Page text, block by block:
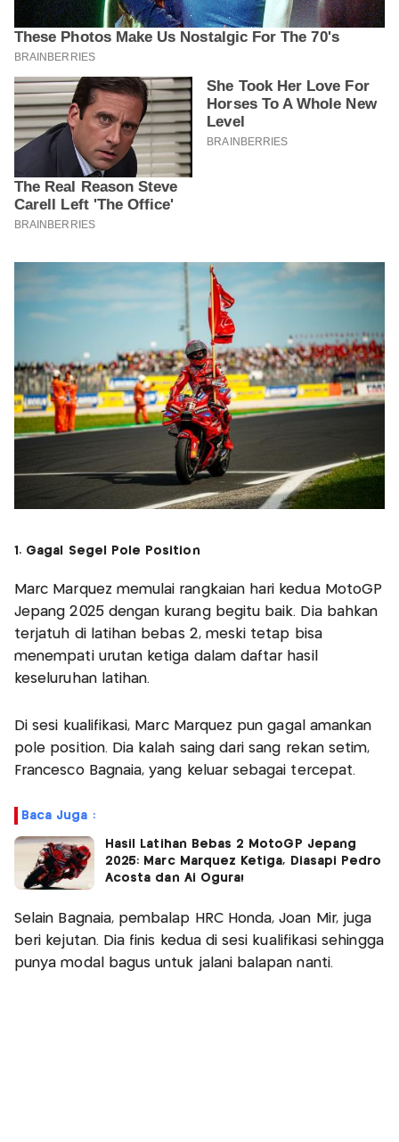
1. Gagal Segel Pole Position
Marc Marquez memulai rangkaian hari kedua MotoGP
Jepang 2025 dengan kurang begitu baik. Dia bahkan
terjatuh di latihan bebas 2, meski tetap bisa
menempati urutan ketiga dalam daftar hasil
keseluruhan latihan.
Di sesi kualifikasi, Marc Marquez pun gagal amankan
pole position. Dia kalah saing dari sang rekan setim,
Francesco Bagnaia, yang keluar sebagai tercepat.
Baca Juga :
Hasil Latihan Bebas 2 MotoGP Jepang
2025: Marc Marquez Ketiga, Diasapi Pedro
Acosta dan Ai Ogura!
Selain Bagnaia, pembalap HRC Honda, Joan Mir, juga
beri kejutan. Dia finis kedua di sesi kualifikasi sehingga
punya modal bagus untuk jalani balapan nanti.